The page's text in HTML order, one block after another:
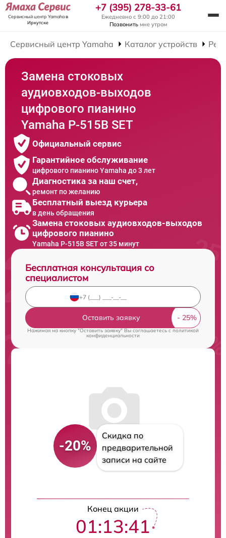
Сервисный центр Yamahaв
Иркутске
+7 (395) 278-33-61
Ежедневно с 9:00 до 21:00
Позвонить мне утром
Сервисный центр Yamaha Каталог устройств
Замена стоковых
аудиовходов-выходов
цифрового пианино
Yamaha P-515B SET
Официальный сервис
Гарантийное обслуживание
цифрового пианино Yamaha до 3 лет
Диагностика за наш счет,
ремонт по желанию
Бесплатный выезд курьера
в день обращения
Замена стоковых аудиовходов-выходов
цифрового пианино
Yamaha P-515B SET от 35 минут
Бесплатная консультация со
специалистом
Оставить заявку
Нажимая на кнопку "Оставить заявку" Вы соглашаетесь cполитикой
конфиденциальности
-20%
Скидка по
предварительной
записи на сайте
Конец акции
01:13:40